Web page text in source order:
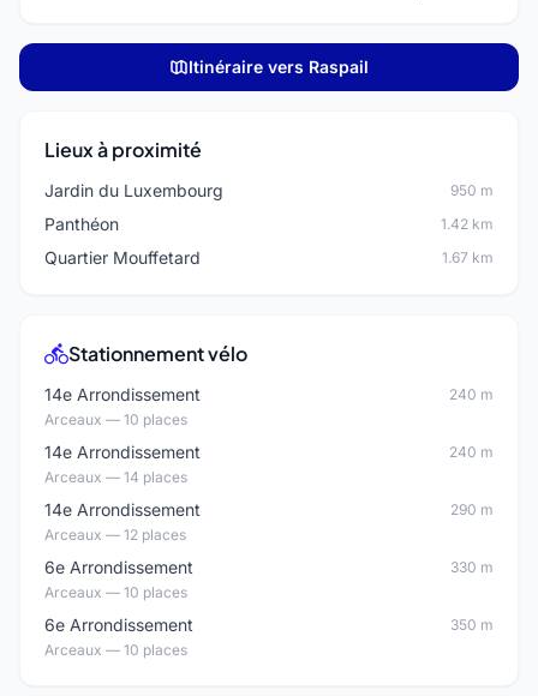
Itinéraire vers Raspail
Lieux à proximité
Jardin du Luxembourg 950 m
Panthéon 1.42 km
Quartier Mouffetard 1.67 km
Stationnement vélo
14e Arrondissement
Arceaux — 10 places
240 m
14e Arrondissement
Arceaux — 14 places
240 m
14e Arrondissement
Arceaux — 12 places
290 m
6e Arrondissement
Arceaux — 10 places
330 m
6e Arrondissement
Arceaux — 10 places
350 m